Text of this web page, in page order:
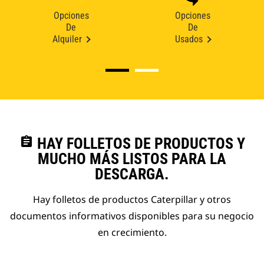
Opciones
De
Alquiler
Opciones
De
Usados
assignment HAY FOLLETOS DE PRODUCTOS Y
MUCHO MÁS LISTOS PARA LA
DESCARGA.
Hay folletos de productos Caterpillar y otros
documentos informativos disponibles para su negocio
en crecimiento.